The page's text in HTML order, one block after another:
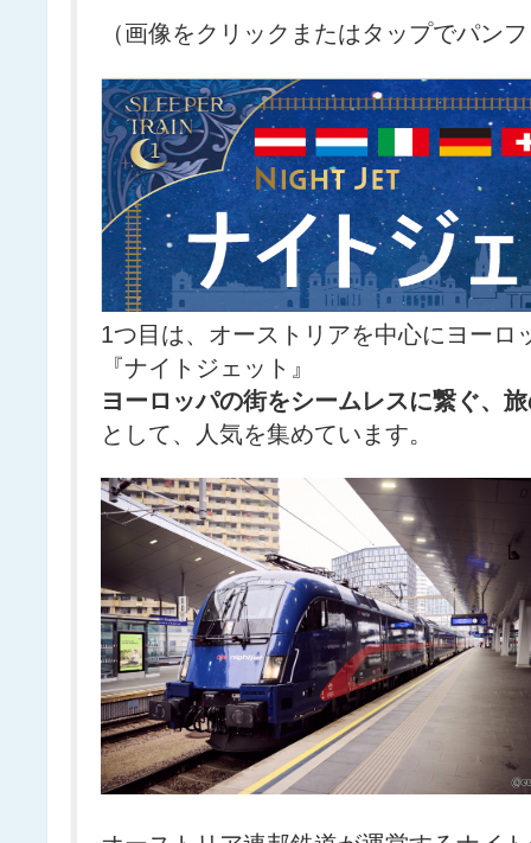
（画像をクリックまたはタップでパン
1つ目は、オーストリアを中心にヨーロ
『ナイトジェット』
ヨーロッパの街をシームレスに繋ぐ、
として、人気を集めています。